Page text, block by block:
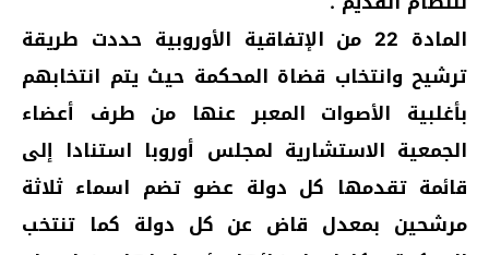
المادة 22 من الإتفاقية الأوروبية حددت طريقة
ترشيح وانتخاب قضاة المحكمة حيث يتم انتخابهم
بأغلبية الأصوات المعبر عنها من طرف أعضاء
الجمعية الاستشارية لمجلس أوروبا استنادا إلى
قائمة تقدمها كل دولة عضو تضم اسماء ثلاثة
مرشحين بمعدل قاض عن كل دولة كما تنتخب